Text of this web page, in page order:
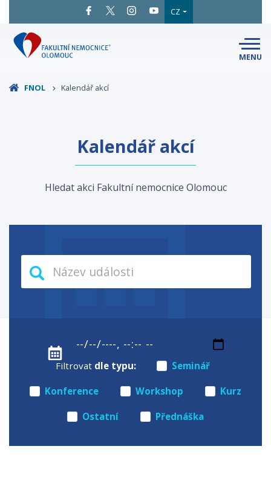
CZ
MENU
NEMOCNICI
INFORMACE
FNOL Kalendář akcí
Kalendář akcí
Hledat akci Fakultní nemocnice Olomouc
Filtrovat dle typu: Seminář
Konference Workshop Kurz
Ostatní Přednáška